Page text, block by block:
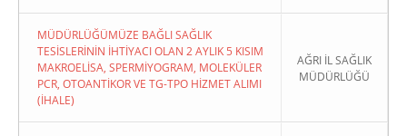
MÜDÜRLÜĞÜMÜZE BAĞLI SAĞLIK
TESİSLERİNİN İHTİYACI OLAN 2 AYLIK 5 KISIM
MAKROELİSA, SPERMİYOGRAM, MOLEKÜLER
PCR, OTOANTİKOR VE TG-TPO HİZMET ALIMI
(İHALE)
AĞRI İL SAĞLIK
MÜDÜRLÜĞÜ